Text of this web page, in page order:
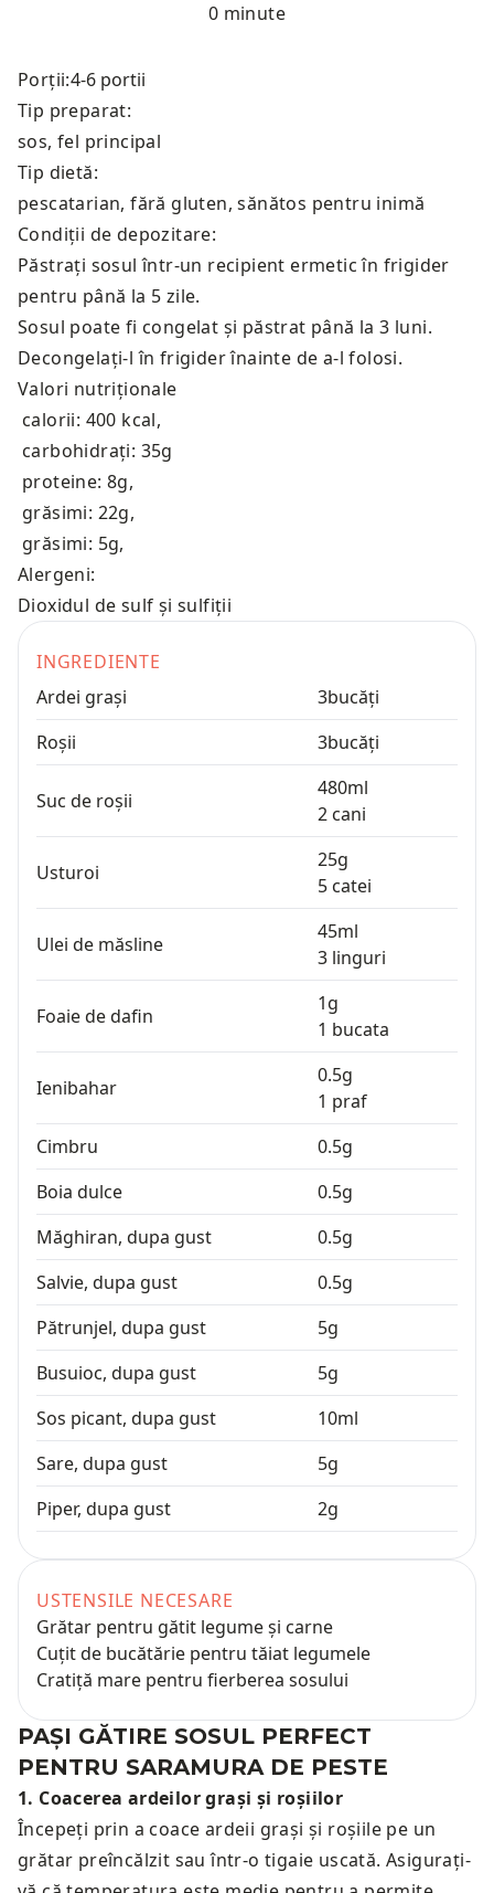
0 minute
Porții:
Tip preparat:
sos, fel principal
Tip dietă:
pescatarian, fără gluten, sănătos pentru inimă
Condiții de depozitare:
Păstrați sosul într-un recipient ermetic în frigider
pentru până la 5 zile.
Sosul poate fi congelat și păstrat până la 3 luni.
Decongelați-l în frigider înainte de a-l folosi.
Valori nutriționale
calorii: 400 kcal,
carbohidrați: 35g
proteine: 8g,
grăsimi: 22g,
grăsimi: 5g,
Alergeni:
Dioxidul de sulf și sulfiții
INGREDIENTE
Ardei grași
3bucăți
Roșii
3bucăți
Suc de roșii
480ml
2 cani
Usturoi
25g
5 catei
Ulei de măsline
45ml
3 linguri
Foaie de dafin
1g
1 bucata
Ienibahar
0.5g
1 praf
Cimbru
0.5g
Boia dulce
0.5g
Măghiran, dupa gust
0.5g
Salvie, dupa gust
0.5g
Pătrunjel, dupa gust
5g
Busuioc, dupa gust
5g
Sos picant, dupa gust
10ml
Sare, dupa gust
5g
Piper, dupa gust
2g
USTENSILE NECESARE
Grătar pentru gătit legume și carne
Cuțit de bucătărie pentru tăiat legumele
Cratiță mare pentru fierberea sosului
PAȘI GĂTIRE SOSUL PERFECT
PENTRU SARAMURA DE PESTE
1. Coacerea ardeilor grași și roșiilor
Începeți prin a coace ardeii grași și roșiile pe un
grătar preîncălzit sau într-o tigaie uscată. Asigurați-